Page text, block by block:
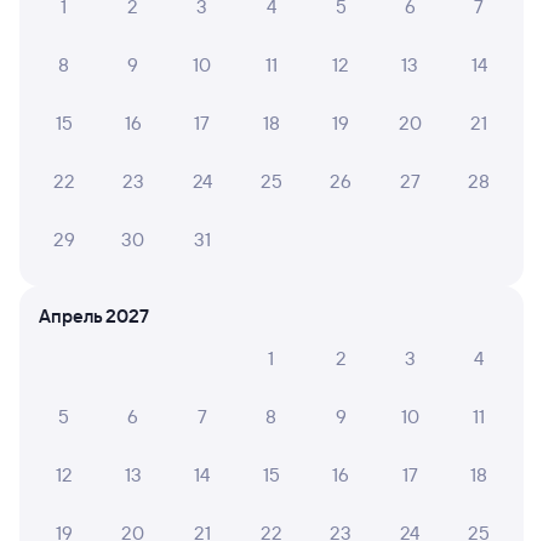
1
2 3 4 5 6 7
8 9 10 11 12 13 14
15 16 17 18 19 20 21
22 23 24 25 26 27 28
29 30 31
Апрель 2027
1
2 3 4
5 6 7 8 9 10 11
12 13 14 15 16 17 18
19 20 21 22 23 24 25